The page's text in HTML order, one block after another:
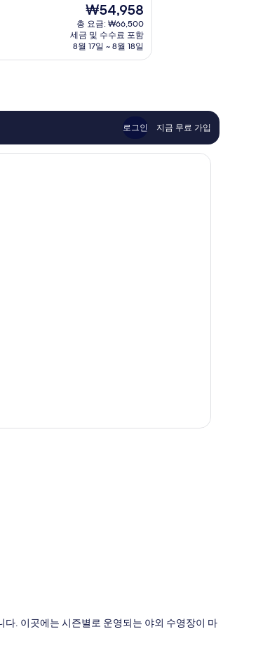
현
재
요
금
₩54,958
₩54,958
총 요금: ₩66,500
세금 및 수수료 포함
8월 17일 ~ 8월 18일
로그인 지금 무료 가입
. 이곳에는 시즌별로 운영되는 야외 수영장이 마